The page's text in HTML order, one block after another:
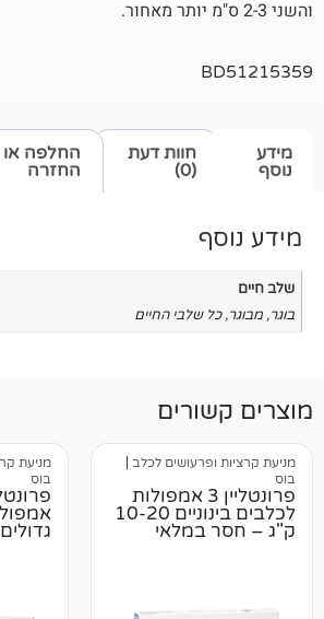
תנאי
משלוח
חוות דעת
החלפה או
החזרה
החיים
לכלב|
3 אמפולות
לכלבים בינוניים 10-20
מניעת קרציות ופרעושים לכלב|
פרונטליין פלוס 3
אמפולות לכלבים
גדולים 20 עד 40 ק"ג